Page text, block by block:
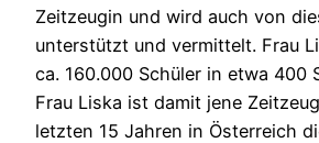
Zeitzeugin und wird auch von
unterstützt und vermittelt. Frau
ca. 160.000 Schüler in etwa 400
Frau Liska ist damit jene
letzten 15 Jahren in Österreich